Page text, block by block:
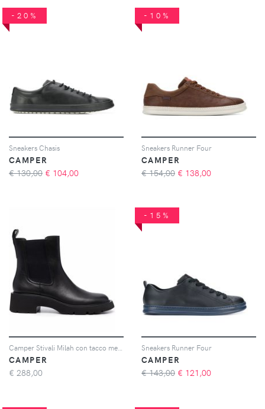
-20%
Sneakers Chasis
CAMPER
€ 130,00 € 104,00
-10%
Sneakers Runner Four
CAMPER
€ 154,00 € 138,00
CAMPER
€ 288,00
-15%
Sneakers Runner Four
CAMPER
€ 143,00 € 121,00